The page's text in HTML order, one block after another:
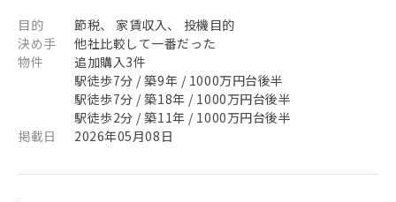
目的
節税、 家賃収入、 投機目的
決め手
他社比較して一番だった
物件
追加購入3件
駅徒歩7分 / 築9年 / 1000万円台後半
駅徒歩7分 / 築18年 / 1000万円台後半
駅徒歩2分 / 築11年 / 1000万円台後半
掲載日
2026年05月08日